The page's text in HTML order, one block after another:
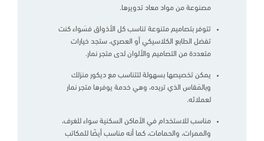
مصنوعة من مواد معاد تدويرها.
تتوفر بتصاميم متنوعة تناسب كل الأذواق فسَواء كنت
تفضل الطابع الكلاسيكي أو العصري، ستجد خيارات
متعددة من التصاميم والألوان لدى متجر نمار.
يمكن تخصيصها بسهولة لتتناسب مع ديكور منزلك
وبالمَقاس الذي تريده، وهي خدمة يوفرها متجر نمار
لعملائه.
مناسب للاستخدام في الأماكن السكنية سواء للغرف،
والممرات، والحمامات، كما أنه مناسب أيضًا للمكاتب